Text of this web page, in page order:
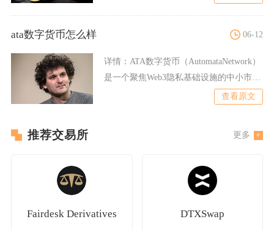
ata数字货币怎么样 06-12
详情： ATA数字货币（AutomataNetwork）
是一个聚焦Web3隐私基础设施的中小市值
查看原文
推荐交易所 更多
Fairdesk Derivatives DTXSwap